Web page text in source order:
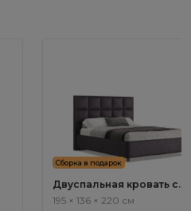
Сборка в подарок
Двуспальная кровать с
подъемным механизмом
195 × 136 × 220 см